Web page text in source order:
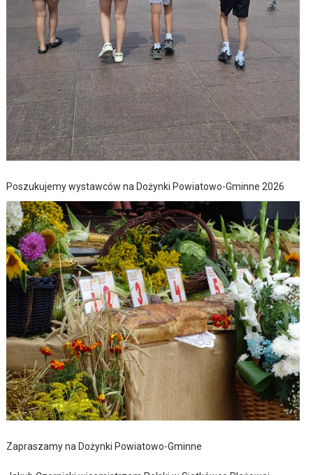
Poszukujemy wystawców na Dożynki Powiatowo-Gminne 2026
Zapraszamy na Dożynki Powiatowo-Gminne